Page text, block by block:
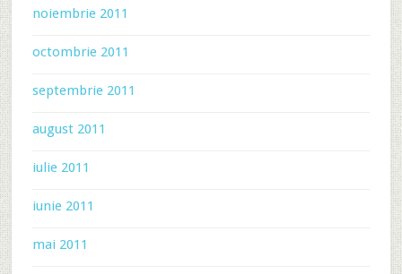
noiembrie 2011
octombrie 2011
septembrie 2011
august 2011
iulie 2011
iunie 2011
mai 2011